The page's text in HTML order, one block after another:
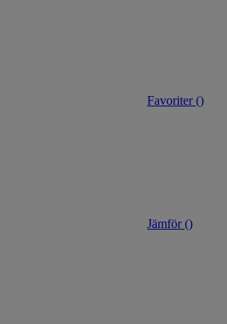
Favoriter ()
Jämför ()